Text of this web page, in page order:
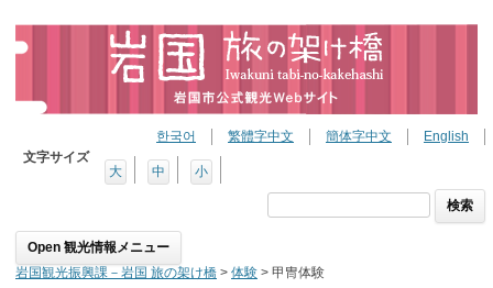
English
簡体字中文
繁體字中文
한국어
文字サイズ
小
中
大
検
Skip to content
岩国観光振興課－岩国 旅の架け橋 > 体験 > 甲冑体験